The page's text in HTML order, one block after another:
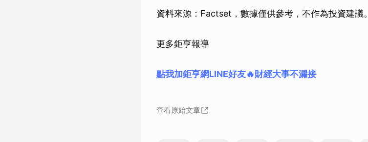
資料來源：Factset，數據僅供參考，不作為投資建議。
更多鉅亨報導
點我加鉅亨網LINE好友🔥財經大事不漏接
查看原始文章